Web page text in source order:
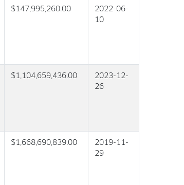
$147,995,260.00
2022-06-
10
$1,104,659,436.00
2023-12-
26
$1,668,690,839.00
2019-11-
29